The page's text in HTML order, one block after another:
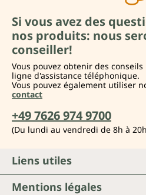
Si vous avez des
nos produits: nous
conseiller!
Vous pouvez obtenir des
ligne d'assistance téléphonique.
Vous pouvez également utiliser
contact
+49 7626 974 9700
(Du lundi au vendredi de 8h à
Liens utiles
Mentions légales